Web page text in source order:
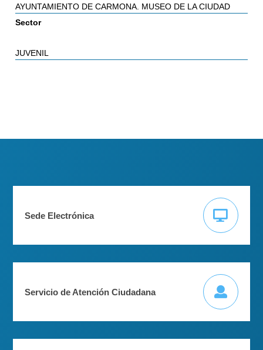
AYUNTAMIENTO DE CARMONA. MUSEO DE LA CIUDAD
Sector
JUVENIL
Sede Electrónica
Servicio de Atención Ciudadana